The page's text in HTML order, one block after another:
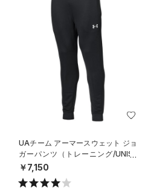
UAチーム アーマースウェット ジョ
ガーパンツ（トレーニング/UNISE
X）
￥7,150